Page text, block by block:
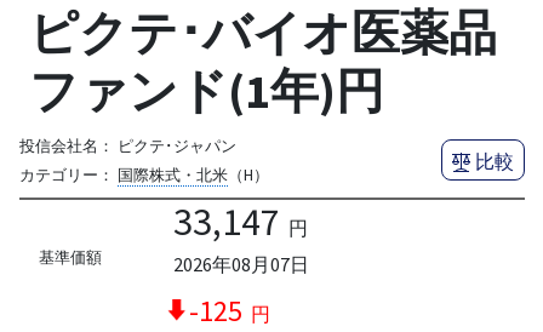
ピクテ･バイオ医薬品
ファンド(1年)円
投信会社名： ピクテ･ジャパン
カテゴリー： 国際株式・北米（H）
比較
基準価額
33,147 円
2026年08月07日
-125 円